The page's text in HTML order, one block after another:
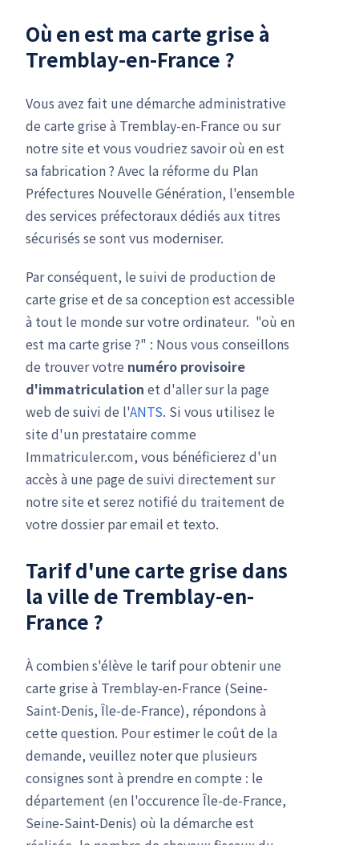
Où en est ma carte grise à
Tremblay-en-France ?
Vous avez fait une démarche administrative
de carte grise à Tremblay-en-France ou sur
notre site et vous voudriez savoir où en est
sa fabrication ? Avec la réforme du Plan
Préfectures Nouvelle Génération, l'ensemble
des services préfectoraux dédiés aux titres
sécurisés se sont vus moderniser.
Par conséquent, le suivi de production de
carte grise et de sa conception est accessible
à tout le monde sur votre ordinateur. "où en
est ma carte grise ?" : Nous vous conseillons
de trouver votre numéro provisoire
d'immatriculation et d'aller sur la page
web de suivi de l'ANTS. Si vous utilisez le
site d'un prestataire comme
Immatriculer.com, vous bénéficierez d'un
accès à une page de suivi directement sur
notre site et serez notifié du traitement de
votre dossier par email et texto.
Tarif d'une carte grise dans
la ville de Tremblay-en-
France ?
À combien s'élève le tarif pour obtenir une
carte grise à Tremblay-en-France (Seine-
Saint-Denis, Île-de-France), répondons à
cette question. Pour estimer le coût de la
demande, veuillez noter que plusieurs
consignes sont à prendre en compte : le
département (en l'occurence Île-de-France,
Seine-Saint-Denis) où la démarche est